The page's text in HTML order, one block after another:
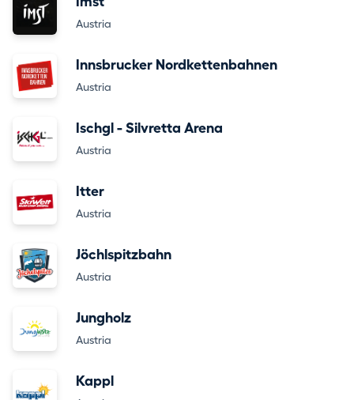
Austria
Innsbrucker Nordkettenbahnen
Austria
Ischgl - Silvretta Arena
Austria
Itter
Austria
Jöchlspitzbahn
Austria
Jungholz
Austria
Kappl